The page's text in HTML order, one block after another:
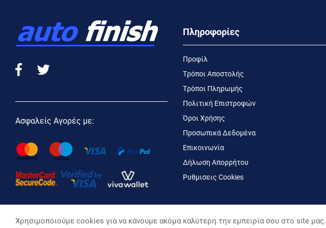
Ασφαλείς Αγορές με:
Πληροφορίες
Προφίλ
Τρόποι Αποστολής
Τρόποι Πληρωμής
Πολιτική Επιστροφών
Όροι Χρήσης
Προσωπικά Δεδομένα
Επικοινωνία
Δήλωση Απορρήτου
Ρυθμισεις Cookies
autofinish ©, 2026,Powered by Stonewave
Χρησιμοποιούμε cookies για να κάνουμε ακόμα καλύτερη την εμπειρία σου στο site μας.